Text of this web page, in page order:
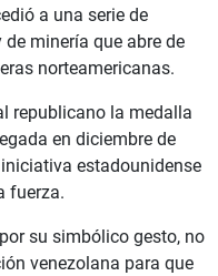
a una serie de
minería que abre de
norteamericanas.
republicano la medalla
en diciembre de
estadounidense
fuerza.
su simbólico gesto, no
venezolana para que